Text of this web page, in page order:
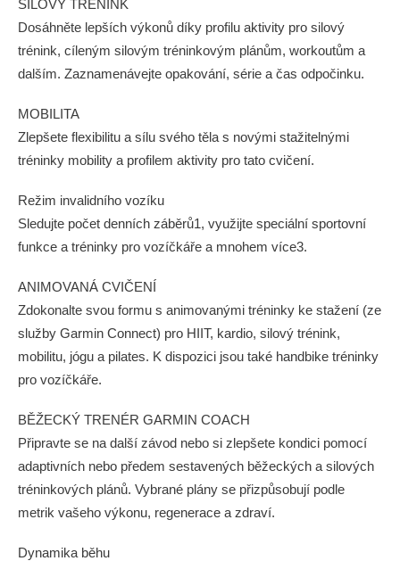
SILOVÝ TRÉNINK
Dosáhněte lepších výkonů díky profilu aktivity pro silový
trénink, cíleným silovým tréninkovým plánům, workoutům a
dalším. Zaznamenávejte opakování, série a čas odpočinku.
MOBILITA
Zlepšete flexibilitu a sílu svého těla s novými stažitelnými
tréninky mobility a profilem aktivity pro tato cvičení.
Režim invalidního vozíku
Sledujte počet denních záběrů1, využijte speciální sportovní
funkce a tréninky pro vozíčkáře a mnohem více3.
ANIMOVANÁ CVIČENÍ
Zdokonalte svou formu s animovanými tréninky ke stažení (ze
služby Garmin Connect) pro HIIT, kardio, silový trénink,
mobilitu, jógu a pilates. K dispozici jsou také handbike tréninky
pro vozíčkáře.
BĚŽECKÝ TRENÉR GARMIN COACH
Připravte se na další závod nebo si zlepšete kondici pomocí
adaptivních nebo předem sestavených běžeckých a silových
tréninkových plánů. Vybrané plány se přizpůsobují podle
metrik vašeho výkonu, regenerace a zdraví.
Dynamika běhu